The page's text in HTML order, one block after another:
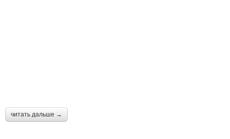
читать дальше →